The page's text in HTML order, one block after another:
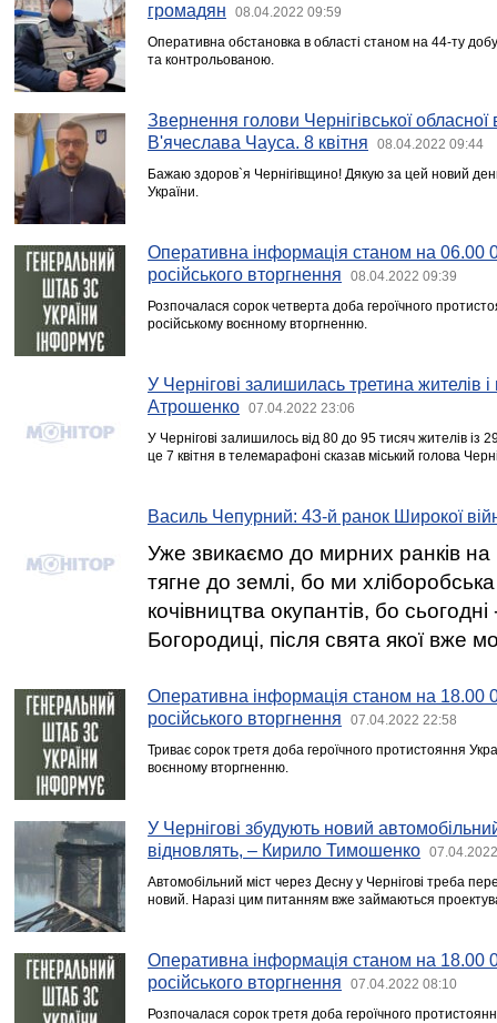
громадян
08.04.2022 09:59
Оперативна обстановка в області станом на 44-ту
та контрольованою.
Звернення голови Чернігівської обласної
В'ячеслава Чауса. 8 квітня
08.04.2022 09:44
Бажаю здоров`я Чернігівщино! Дякую за цей новий
України.
Оперативна інформація станом на 06.00
російського вторгнення
08.04.2022 09:39
Розпочалася сорок четверта доба героїчного
російському воєнному вторгненню.
У Чернігові залишилась третина жителів
Атрошенко
07.04.2022 23:06
У Чернігові залишилось від 80 до 95 тисяч жителів із
це 7 квітня в телемарафоні сказав міський голова
Василь Чепурний: 43-й ранок Широкої
Уже звикаємо до мирних ранків на
тягне до землі, бо ми хліборобська
кочівництва окупантів, бо
Богородиці, після свята якої вже
Оперативна інформація станом на 18.00
російського вторгнення
07.04.2022 22:58
Триває сорок третя доба героїчного протистояння
воєнному вторгненню.
У Чернігові збудують новий
відновлять, – Кирило Тимошенко
Автомобільний міст через Десну у Чернігові треба
новий. Наразі цим питанням вже займаються
Оперативна інформація станом на 18.00
російського вторгнення
07.04.2022 08:10
Розпочалася сорок третя доба героїчного